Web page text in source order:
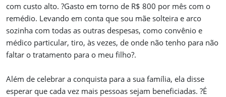
com custo alto. ?Gasto em torno de R$ 800 por mês com o
remédio. Levando em conta que sou mãe solteira e arco
sozinha com todas as outras despesas, como convênio e
médico particular, tiro, às vezes, de onde não tenho para não
faltar o tratamento para o meu filho?.
Além de celebrar a conquista para a sua família, ela disse
esperar que cada vez mais pessoas sejam beneficiadas. ?É